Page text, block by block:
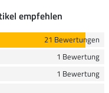
empfehlen
21 Bewertungen
1 Bewertung
1 Bewertung